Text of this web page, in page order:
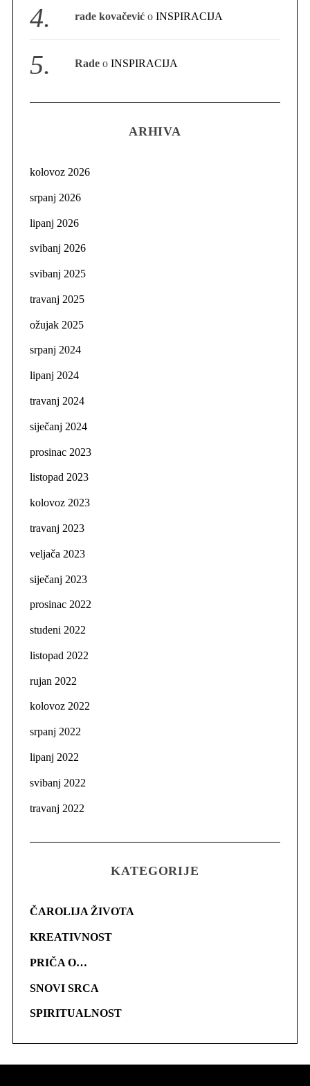
rade kovačević oINSPIRACIJA
Rade oINSPIRACIJA
ARHIVA
kolovoz 2026
srpanj 2026
lipanj 2026
svibanj 2026
svibanj 2025
travanj 2025
ožujak 2025
srpanj 2024
lipanj 2024
travanj 2024
siječanj 2024
prosinac 2023
listopad 2023
kolovoz 2023
travanj 2023
veljača 2023
siječanj 2023
prosinac 2022
studeni 2022
listopad 2022
rujan 2022
kolovoz 2022
srpanj 2022
lipanj 2022
svibanj 2022
travanj 2022
KATEGORIJE
ČAROLIJA ŽIVOTA
KREATIVNOST
PRIČA O…
SNOVI SRCA
SPIRITUALNOST